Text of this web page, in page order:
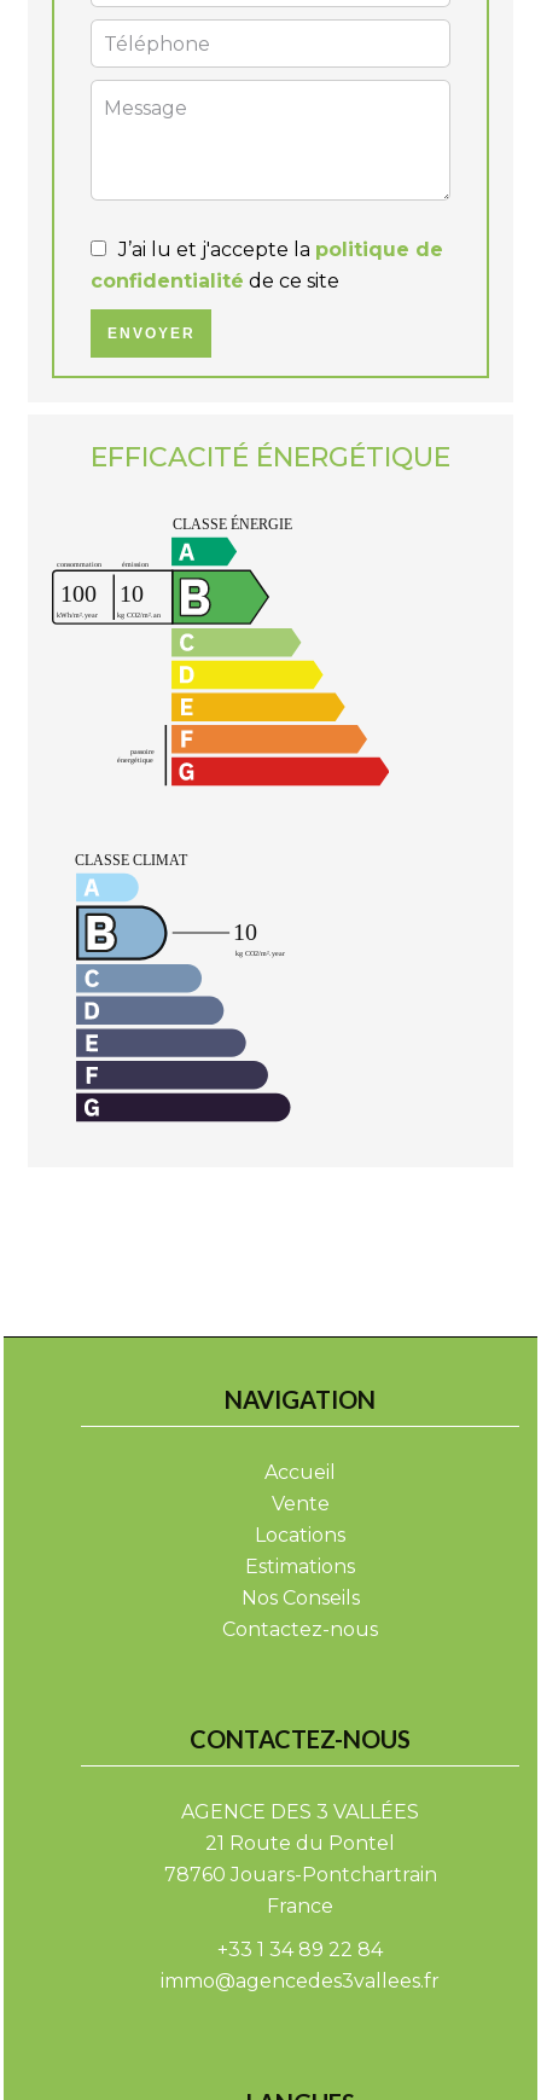
J’ai lu et j'accepte la politique de
confidentialité de ce site
ENVOYER
EFFICACITÉ ÉNERGÉTIQUE
NAVIGATION
Accueil
Vente
Locations
Estimations
Nos Conseils
Contactez-nous
CONTACTEZ-NOUS
AGENCE DES 3 VALLÉES
21 Route du Pontel
78760 Jouars-Pontchartrain
France
+33 1 34 89 22 84
immo@agencedes3vallees.fr